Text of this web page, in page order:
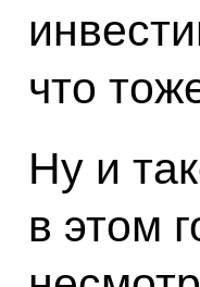
что
Ну и
в этом